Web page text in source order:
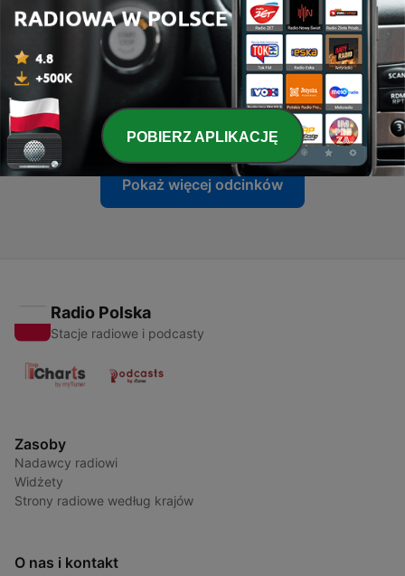
Alexey Romeo @ Kiss FM (08.02.2013)
25 lut 2013
38 - Alexey Romeo @ Kiss FM (01.02.2013)
11 lut 2013
Pokaż więcej odcinków
Radio Polska
Stacje radiowe i podcasty
Zasoby
Nadawcy radiowi
Widżety
Strony radiowe według krajów
O nas i kontakt
POBIERZ APLIKACJĘ